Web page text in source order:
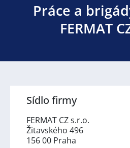
Práce a
FERMAT
Sídlo firmy
FERMAT CZ s.r.o.
Žitavského 496
156 00 Praha